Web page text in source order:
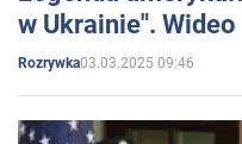
w Ukrainie". Wideo
Rozrywka03.03.2025 09:46